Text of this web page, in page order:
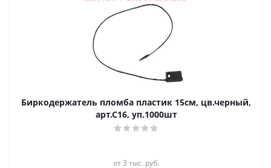
Биркодержатель пломба пластик 15см, цв.черный,
арт.С16, уп.1000шт
от 3 тыс. руб.